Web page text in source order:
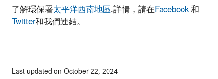
了解環保署太平洋西南地區.詳情，請在Facebook和
Twitter和我們連結。
Last updated on October 22, 2024